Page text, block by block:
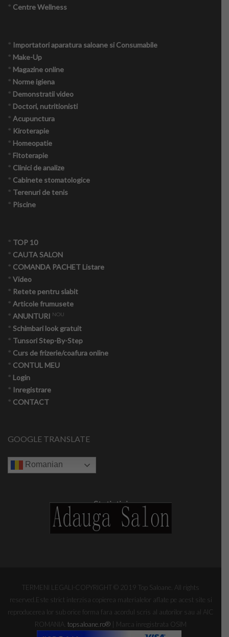
* Centre Wellness
* Importatori aparatura saloane si Consumabile
* Make-Up
* Magazine online
* Norme igiena
* Demonstratii video
* Doctori, nutritionisti
* Acupunctura
* Kiroterapie
* Homeopatie
* Fitoterapie
* Clinici de analize
* Cabinete stomatologice
* Terenuri de tenis
* Piscine
* TOP 10
* CAUTA SALON
* COMANDA PACHET Listare
* Video
* Retete pentru slabit
* Articole frumusete
* ANUNTURI NOU
* Schimbari look gratuit
* Tunsori Step-By-Step
* Curs de frizerie/coafura online
* CONTUL MEU
* Login
* Inregistrare
* CONTACT
GOOGLE TRANSLATE
Romanian
Statistici
TERMENI LEGALI-COPYRIGHT © 2019 Top Saloane. All rights
reserved.Este strict interzisa copierea materialelor aflate pe acest site si
reproducerea lor sub orice forma fara acordul scris al autorilor sau al AIC
ROMANIA. topsaloane.ro® | Marca inregistrata OSIM